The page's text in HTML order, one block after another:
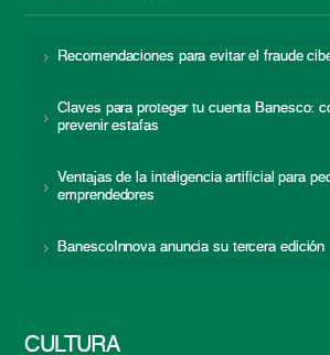
Recomendaciones para evitar el fraude
Claves para proteger tu cuenta Banesco:
prevenir estafas
Ventajas de la inteligencia artificial para
emprendedores
BanescoInnova anuncia su tercera edición
CULTURA